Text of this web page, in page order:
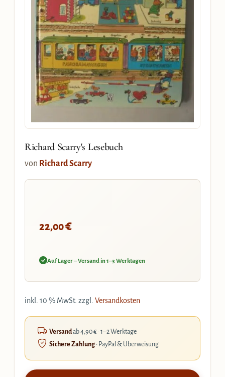
Richard Scarry's Lesebuch
von Richard Scarry
22,00€
Auf Lager – Versand in 1–3 Werktagen
inkl. 10 % MwSt. zzgl. Versandkosten
Versandab 4,90 € · 1–2 Werktage
Sichere Zahlung· PayPal & Überweisung